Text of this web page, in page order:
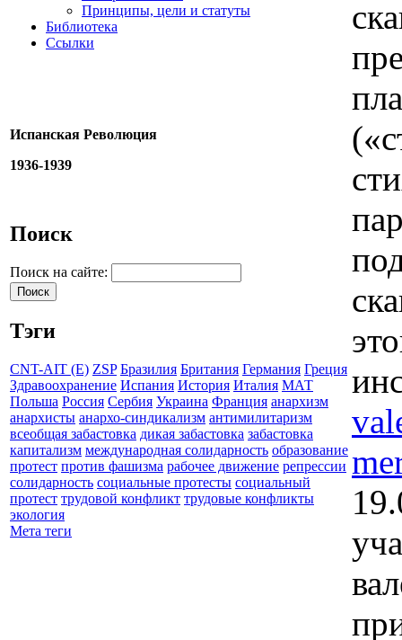
Принципы, цели и статуты
Библиотека
Ссылки
Испанская Революция
1936-1939
Поиск
Поиск на сайте:
Тэги
CNT-AIT (E) ZSP Бразилия Британия Германия Греция
Здравоохранение Испания История Италия МАТ
Польша Россия Сербия Украина Франция анархизм
анархисты анархо-синдикализм антимилитаризм
всеобщая забастовка дикая забастовка забастовка
капитализм международная солидарность образование
протест против фашизма рабочее движение репрессии
солидарность социальные протесты социальный
протест трудовой конфликт трудовые конфликты
экология
Мета теги